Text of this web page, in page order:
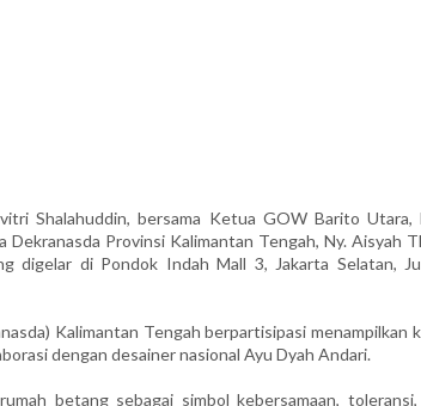
Shalahuddin, bersama Ketua GOW Barito Utara,
Provinsi Kalimantan Tengah, Ny. Aisyah
digelar di Pondok Indah Mall 3, Jakarta Selatan,
Kalimantan Tengah berpartisipasi menampilkan
dengan desainer nasional Ayu Dyah Andari.
betang sebagai simbol kebersamaan,